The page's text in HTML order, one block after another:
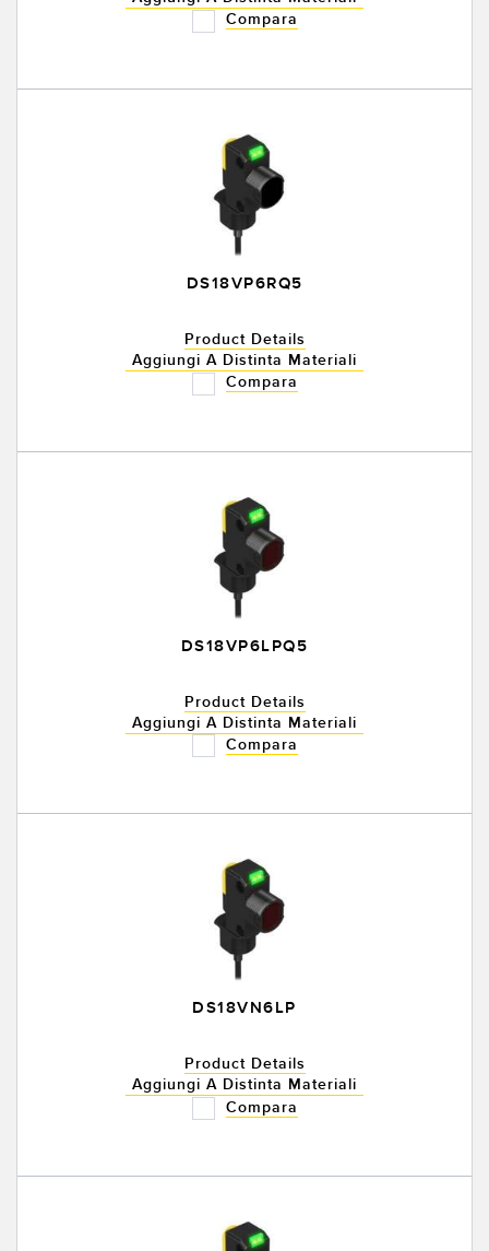
Compara
DS18VP6RQ5
Product Details
Aggiungi A Distinta Materiali
Compara
DS18VP6LPQ5
Product Details
Aggiungi A Distinta Materiali
Compara
DS18VN6LP
Product Details
Aggiungi A Distinta Materiali
Compara